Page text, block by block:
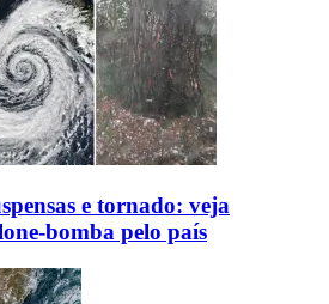
e tornado: veja
bomba pelo país